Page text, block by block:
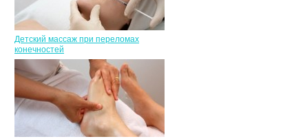
Детский массаж при переломах
конечностей